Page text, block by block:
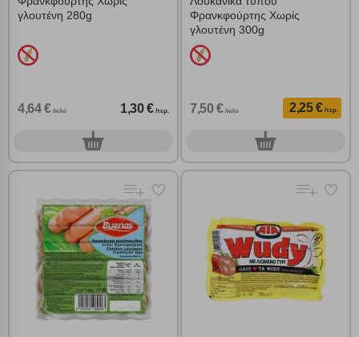
γλουτένη 280g
4,64 € /κιλό 1,30 € /τεμ.
0τεμ.
Φρανκφούρτης Χωρίς
γλουτένη 300g
7,50 € /κιλό 2,25 € /τεμ.
0τεμ.